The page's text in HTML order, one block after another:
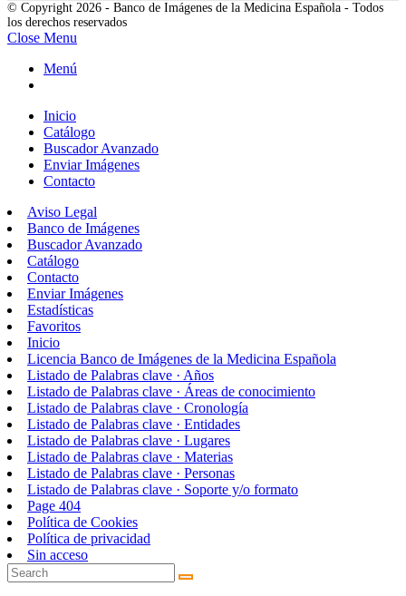
© Copyright 2026 - Banco de Imágenes de la Medicina Española - Todos
los derechos reservados
Close Menu
Menú
Inicio
Catálogo
Buscador Avanzado
Enviar Imágenes
Contacto
Aviso Legal
Banco de Imágenes
Buscador Avanzado
Catálogo
Contacto
Enviar Imágenes
Estadísticas
Favoritos
Inicio
Licencia Banco de Imágenes de la Medicina Española
Listado de Palabras clave · Años
Listado de Palabras clave · Áreas de conocimiento
Listado de Palabras clave · Cronología
Listado de Palabras clave · Entidades
Listado de Palabras clave · Lugares
Listado de Palabras clave · Materias
Listado de Palabras clave · Personas
Listado de Palabras clave · Soporte y/o formato
Page 404
Política de Cookies
Política de privacidad
Sin acceso